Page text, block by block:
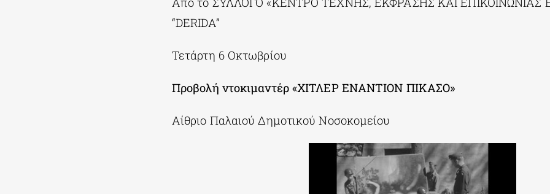
“DERIDA”
Τετάρτη 6 Οκτωβρίου
Προβολή ντοκιμαντέρ «ΧΙΤΛΕΡ ΕΝΑΝΤΙΟΝ ΠΙΚΑΣΟ»
Αίθριο Παλαιού Δημοτικού Νοσοκομείου